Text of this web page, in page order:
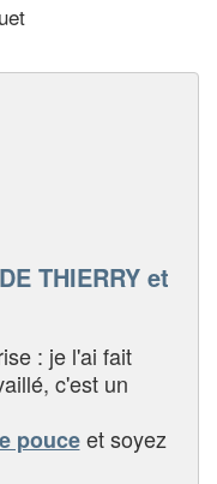
THIERRY et
: je l'ai fait
c'est un
pouceet soyez